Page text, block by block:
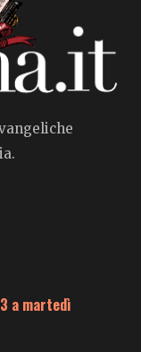
a martedì